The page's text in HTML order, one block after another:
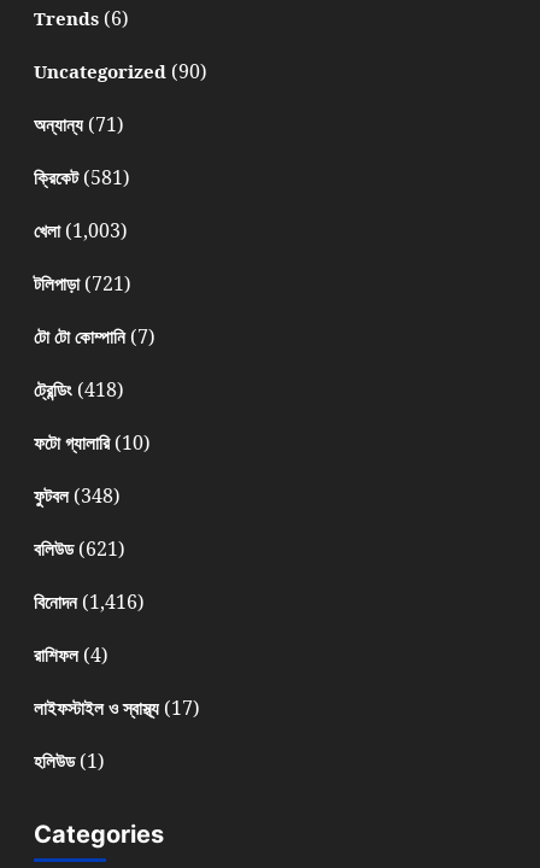
Trends(6)
Uncategorized(90)
অন্যান্য(71)
ক্রিকেট(581)
খেলা(1,003)
টলিপাড়া(721)
টো টো কোম্পানি(7)
ট্রেন্ডিং(418)
ফটো গ্যালারি(10)
ফুটবল(348)
বলিউড(621)
বিনোদন(1,416)
রাশিফল(4)
লাইফস্টাইল ও স্বাস্থ্য(17)
হলিউড(1)
Categories